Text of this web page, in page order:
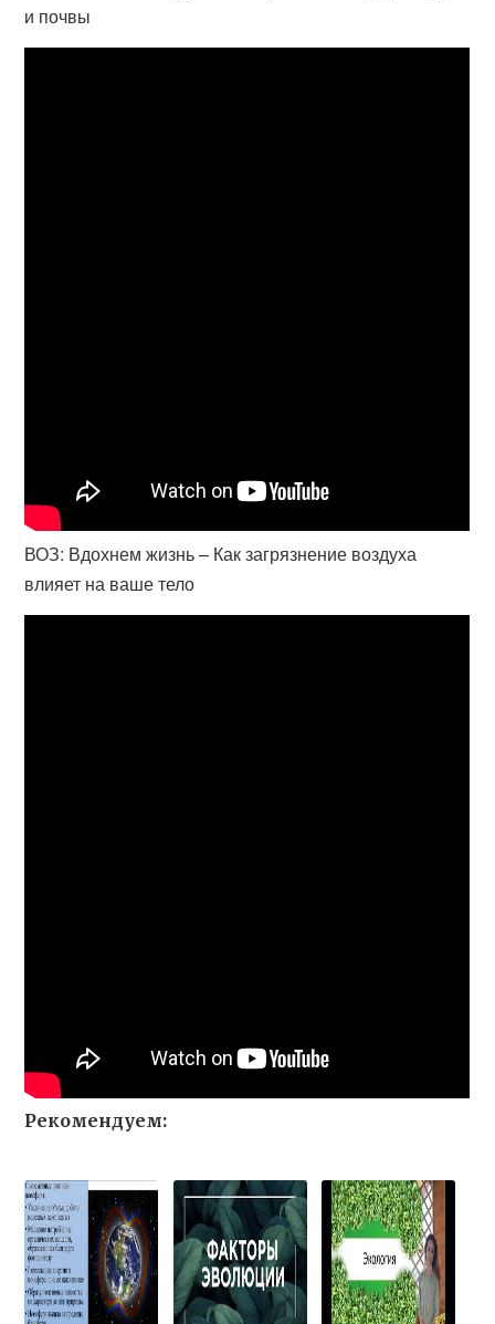
и почвы
ВОЗ: Вдохнем жизнь – Как загрязнение воздуха
влияет на ваше тело
Рекомендуем: